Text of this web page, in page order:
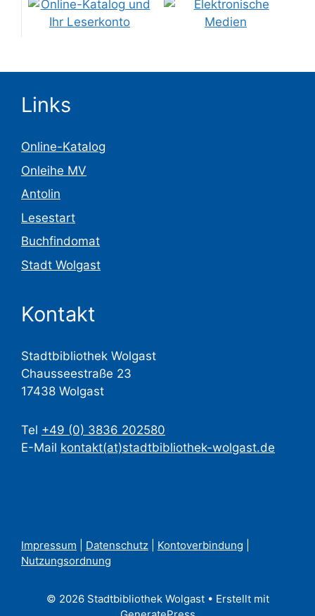
Links
Online-Katalog
Onleihe MV
Antolin
Lesestart
Buchfindomat
Stadt Wolgast
Kontakt
Stadtbibliothek Wolgast
Chausseestraße 23
17438 Wolgast
Tel +49 (0) 3836 202580
E-Mail kontakt(at)stadtbibliothek-wolgast.de
Impressum Datenschutz Kontoverbindung
Nutzungsordnung
© 2026 Stadtbibliothek Wolgast• Erstellt mit